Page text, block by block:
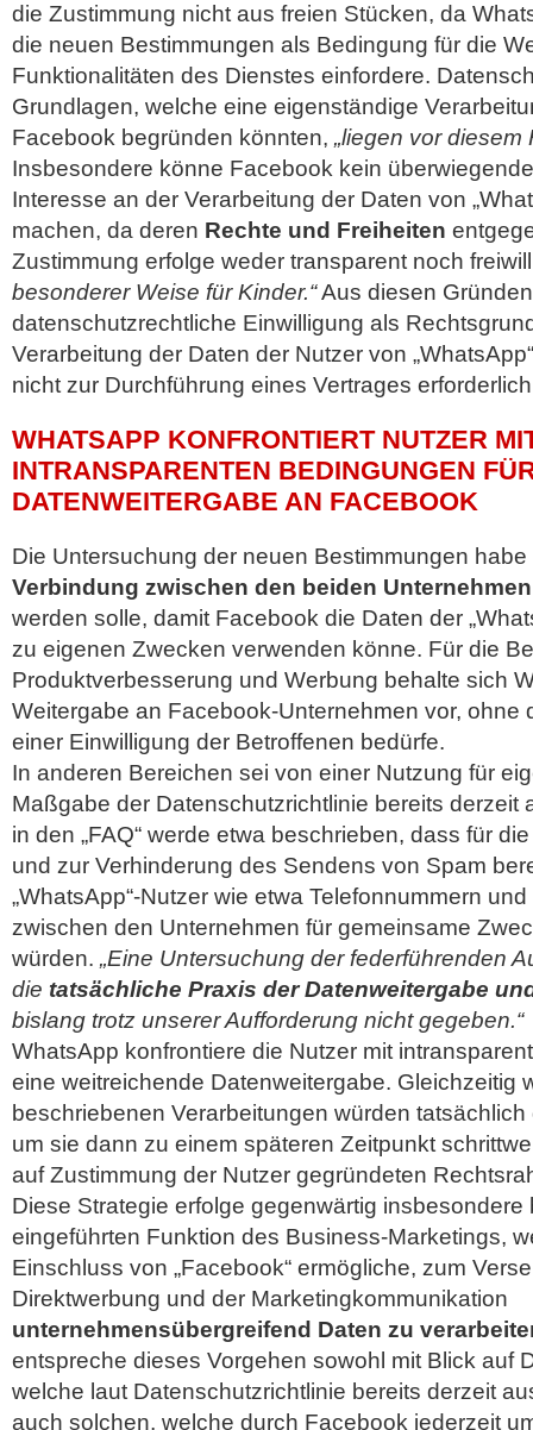
die Zustimmung nicht aus freien Stücken, da
die neuen Bestimmungen als Bedingung für die
Funktionalitäten des Dienstes einfordere.
Grundlagen, welche eine eigenständige
Facebook begründen könnten, „liegen vor diesem
Insbesondere könne Facebook kein
Interesse an der Verarbeitung der Daten von
machen, da deren Rechte und Freiheiten
Zustimmung erfolge weder transparent noch
besonderer Weise für Kinder.“Aus diesen
datenschutzrechtliche Einwilligung als
Verarbeitung der Daten der Nutzer von
nicht zur Durchführung eines Vertrages
WHATSAPP KONFRONTIERT NUTZER
INTRANSPARENTEN BEDINGUNGEN
DATENWEITERGABE AN FACEBOOK
Die Untersuchung der neuen Bestimmungen
Verbindung zwischen den beiden Unternehmen
werden solle, damit Facebook die Daten der
zu eigenen Zwecken verwenden könne. Für die
Produktverbesserung und Werbung behalte sich
Weitergabe an Facebook-Unternehmen vor, ohne
einer Einwilligung der Betroffenen bedürfe.
In anderen Bereichen sei von einer Nutzung für
Maßgabe der Datenschutzrichtlinie bereits derzeit
in den „FAQ“ werde etwa beschrieben, dass für
und zur Verhinderung des Sendens von Spam
„WhatsApp“-Nutzer wie etwa Telefonnummern
zwischen den Unternehmen für gemeinsame
würden. „Eine Untersuchung der federführenden
die tatsächliche Praxis der Datenweitergabe
bislang trotz unserer Aufforderung nicht gegeben.“
WhatsApp konfrontiere die Nutzer mit
eine weitreichende Datenweitergabe. Gleichzeitig
beschriebenen Verarbeitungen würden
um sie dann zu einem späteren Zeitpunkt
auf Zustimmung der Nutzer gegründeten
Diese Strategie erfolge gegenwärtig insbesondere
eingeführten Funktion des Business-Marketings,
Einschluss von „Facebook“ ermögliche, zum
Direktwerbung und der Marketingkommunikation
unternehmensübergreifend Daten zu
entspreche dieses Vorgehen sowohl mit Blick auf
welche laut Datenschutzrichtlinie bereits derzeit
auch solchen, welche durch Facebook jederzeit